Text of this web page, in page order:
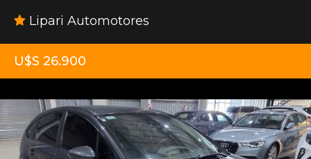
Lipari Automotores
U$S 26.900